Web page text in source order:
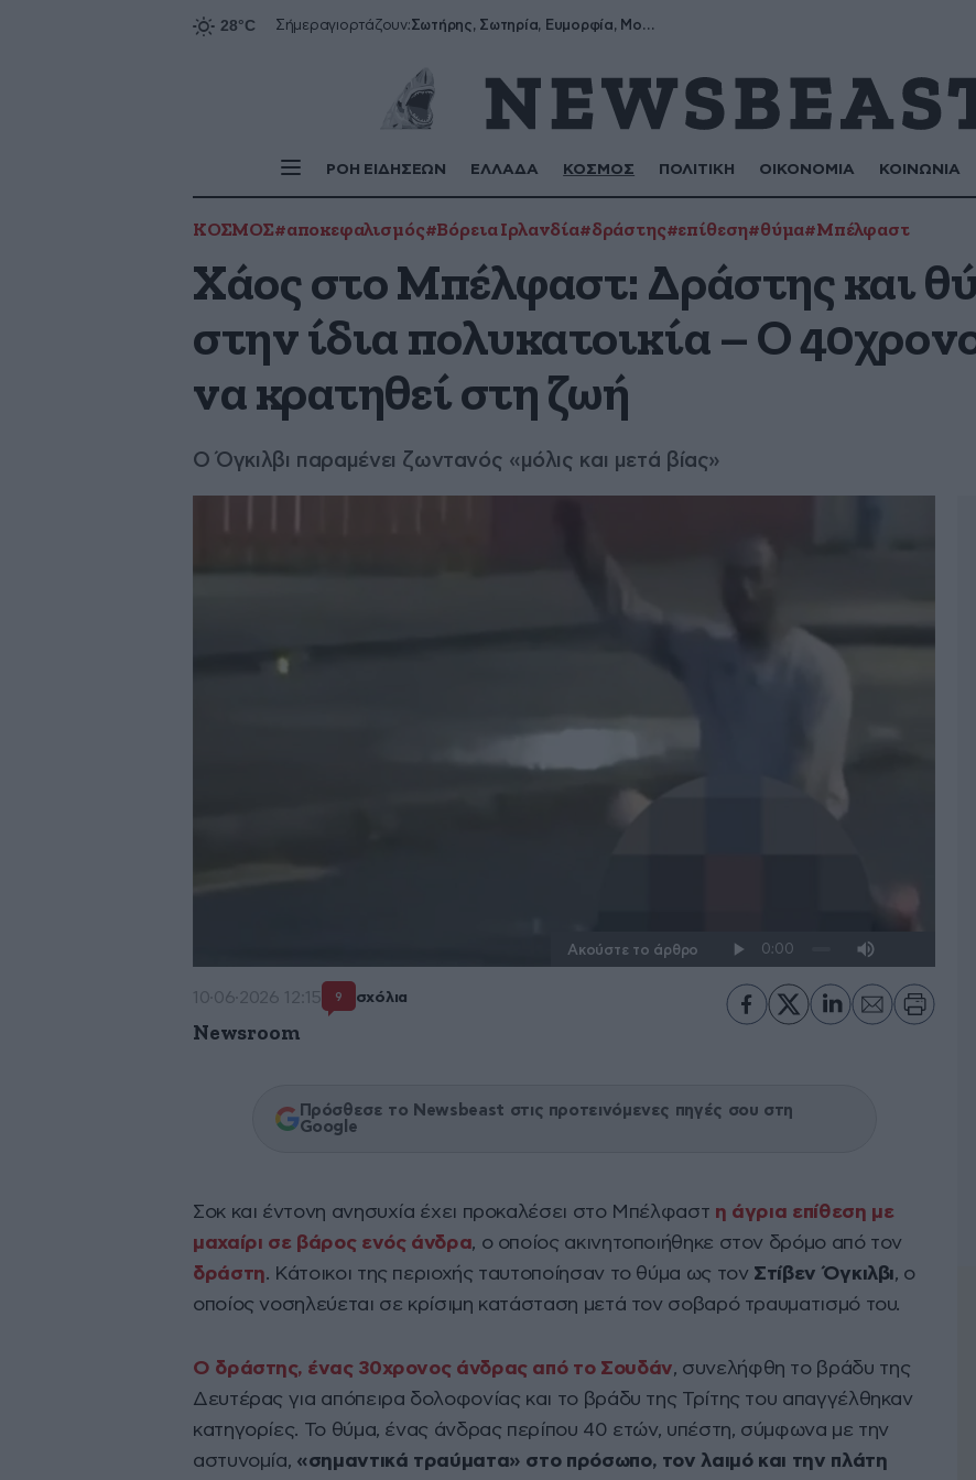
Σήμεραγιορτάζουν: Σωτήρης, Σωτηρία, Ευμορφία, Μορφούλα
ΡΟΗ ΕΙΔΗΣΕΩΝ ΕΛΛΑΔΑ ΚΟΣΜΟΣ ΠΟΛΙΤΙΚΗ ΟΙΚΟΝΟΜΙΑ ΚΟΙΝΩΝΙΑ
ΚΟΣΜΟΣ#αποκεφαλισμός#Βόρεια Ιρλανδία#δράστης#επίθεση#θύμα#Μπέλφαστ
Χάος στο Μπέλφαστ: Δράστης και
στην ίδια πολυκατοικία – Ο
να κρατηθεί στη ζωή
O Όγκιλβι παραμένει ζωντανός «μόλις και μετά βίας»
Ακούστε το άρθρο
10·06·2026 12:15 9 σχόλια
Newsroom
Πρόσθεσε το Newsbeast στις προτεινόμενες πηγές σου στη
Google
Σοκ και έντονη ανησυχία έχει προκαλέσει στο Μπέλφαστ η άγρια επίθεση με
μαχαίρι σε βάρος ενός άνδρα, ο οποίος ακινητοποιήθηκε στον δρόμο από τον
δράστη. Κάτοικοι της περιοχής ταυτοποίησαν το θύμα ως τον Στίβεν Όγκιλβι, ο
οποίος νοσηλεύεται σε κρίσιμη κατάσταση μετά τον σοβαρό τραυματισμό του.
Ο δράστης, ένας 30χρονος άνδρας από το Σουδάν, συνελήφθη το βράδυ της
Δευτέρας για απόπειρα δολοφονίας και το βράδυ της Τρίτης του απαγγέλθηκαν
κατηγορίες. Το θύμα, ένας άνδρας περίπου 40 ετών, υπέστη, σύμφωνα με την
αστυνομία, «σημαντικά τραύματα» στο πρόσωπο, τον λαιμό και την πλάτη